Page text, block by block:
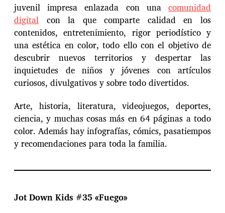
juvenil impresa enlazada con una comunidad
digital con la que comparte calidad en los
contenidos, entretenimiento, rigor periodístico y
una estética en color, todo ello con el objetivo de
descubrir nuevos territorios y despertar las
inquietudes de niños y jóvenes con artículos
curiosos, divulgativos y sobre todo divertidos.
Arte, historia, literatura, videojuegos, deportes,
ciencia, y muchas cosas más en 64 páginas a todo
color. Además hay infografías, cómics, pasatiempos
y recomendaciones para toda la familia.
Jot Down Kids #35 «Fuego»